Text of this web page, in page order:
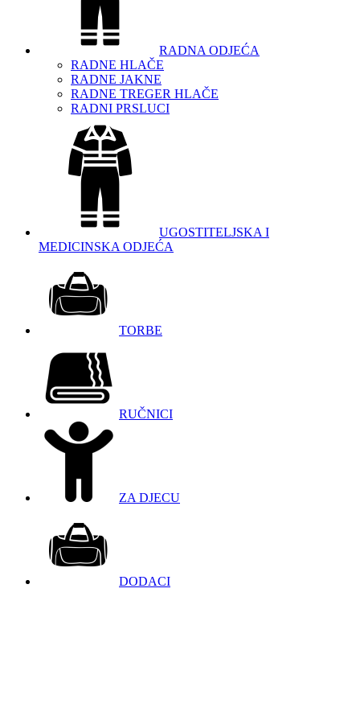
RADNA ODJEĆA
RADNE HLAČE
RADNE JAKNE
RADNE TREGER HLAČE
RADNI PRSLUCI
UGOSTITELJSKA I
MEDICINSKA ODJEĆA
TORBE
RUČNICI
ZA DJECU
DODACI